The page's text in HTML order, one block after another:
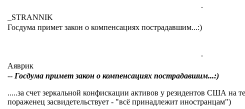
.
_STRANNIK
Госдума примет закон о компенсациях пострадавшим...:)
.
Аяврик
-- Госдума примет закон о компенсациях пострадавшим...:)
.....за счет зеркальной конфискации активов у резидентов США на
пораженец засвидетельствует - "всё принадлежит иностранцам")